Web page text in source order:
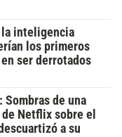
la inteligencia
los primeros
ser derrotados
de una
Netflix sobre el
a su